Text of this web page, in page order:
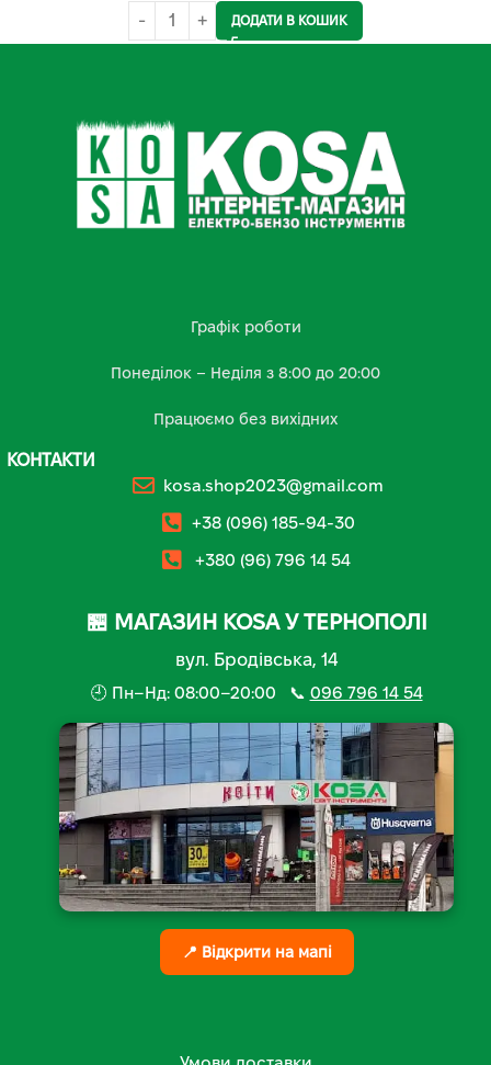
ДОДАТИ В КОШИК
Графік роботи
Понеділок – Неділя з 8:00 до 20:00
Працюємо без вихідних
КОНТАКТИ
kosa.shop2023@gmail.com
+38 (096) 185-94-30
+380 (96) 796 14 54
🏪 МАГАЗИН KOSA У ТЕРНОПОЛІ
вул. Бродівська, 14
🕘 Пн–Нд: 08:00–20:00 📞 096 796 14 54
📍 Відкрити на мапі